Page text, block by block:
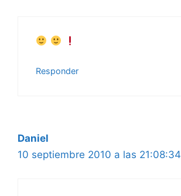
Responder
Daniel
10 septiembre 2010 a las 21:08:34